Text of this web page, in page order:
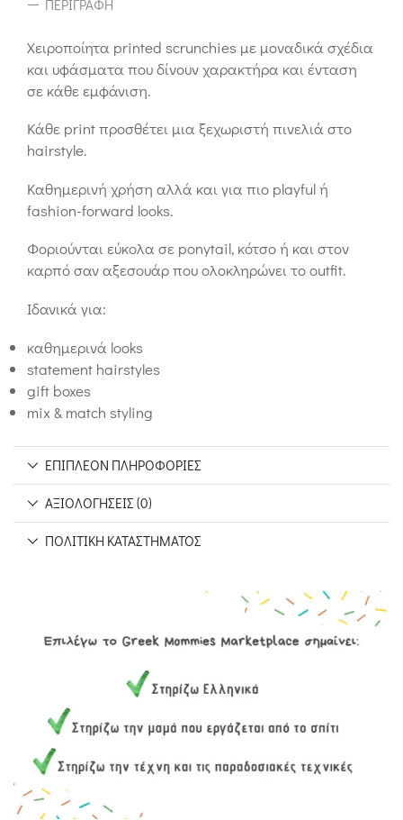
ΠΕΡΙΓΡΑΦΉ
Χειροποίητα printed scrunchies με μοναδικά σχέδια
και υφάσματα που δίνουν χαρακτήρα και ένταση
σε κάθε εμφάνιση.
Κάθε print προσθέτει μια ξεχωριστή πινελιά στο
hairstyle.
Καθημερινή χρήση αλλά και για πιο playful ή
fashion-forward looks.
Φοριούνται εύκολα σε ponytail, κότσο ή και στον
καρπό σαν αξεσουάρ που ολοκληρώνει το outfit.
Ιδανικά για:
καθημερινά looks
statement hairstyles
gift boxes
mix & match styling
ΕΠΙΠΛΈΟΝ ΠΛΗΡΟΦΟΡΊΕΣ
ΑΞΙΟΛΟΓΉΣΕΙΣ (0)
ΠΟΛΙΤΙΚΉ ΚΑΤΑΣΤΉΜΑΤΟΣ